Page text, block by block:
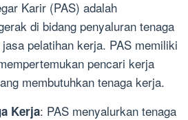
Karir (PAS) adalah
di bidang penyaluran tenaga
pelatihan kerja. PAS memiliki
pencari kerja
membutuhkan tenaga kerja.
Kerja: PAS menyalurkan tenaga